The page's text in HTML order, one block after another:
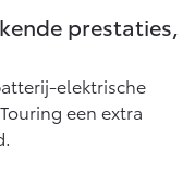
€ 56.570,-prestaties,
elektrische
een extra